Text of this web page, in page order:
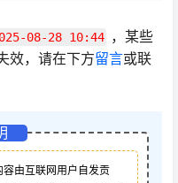
08-28 10:44 ，某些
效，请在下方留言或联
容由互联网用户自发贡